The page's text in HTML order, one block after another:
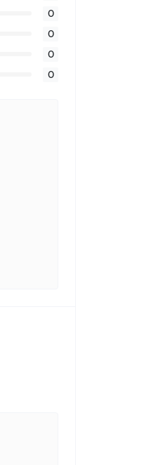
0
0
0
0